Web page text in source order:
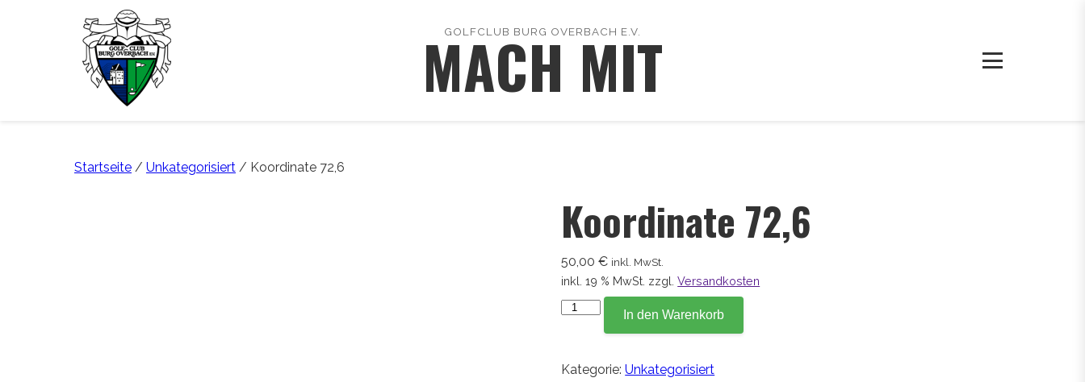
GOLFCLUB BURG OVERBACH E.V.
MACH MIT
Startseite / Unkategorisiert / Koordinate 72,6
Koordinate 72,6
50,00€ inkl. MwSt.
inkl. 19 % MwSt. zzgl.Versandkosten
Koordinate
In den Warenkorb
Kategorie:Unkategorisiert